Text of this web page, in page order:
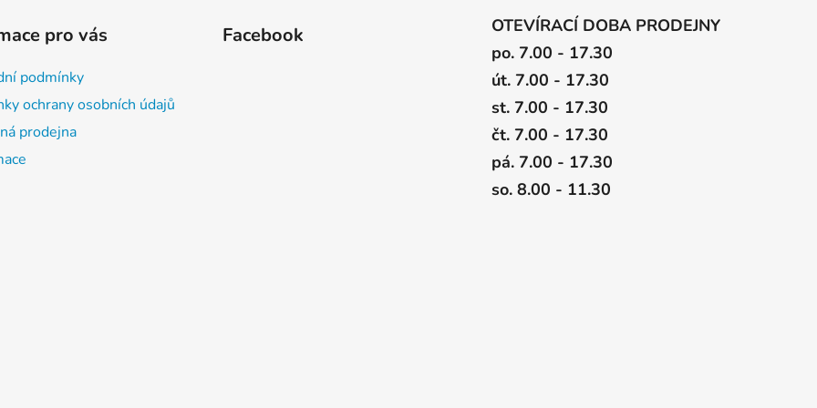
pro vás
podmínky
ochrany osobních údajů
prodejna
Facebook
OTEVÍRACÍ DOBA PRODEJNY
po. 7.00 - 17.30
út. 7.00 - 17.30
st. 7.00 - 17.30
čt. 7.00 - 17.30
pá. 7.00 - 17.30
so. 8.00 - 11.30